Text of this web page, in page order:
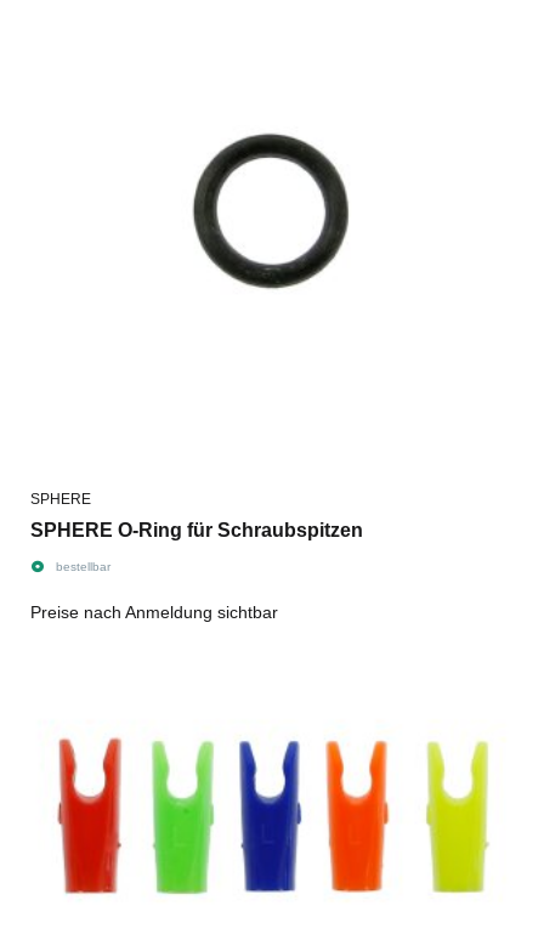
SPHERE
SPHERE O-Ring für Schraubspitzen
bestellbar
Preise nach Anmeldung sichtbar